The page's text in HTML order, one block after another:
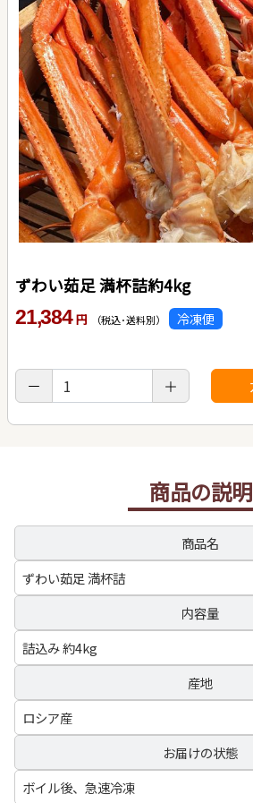
ずわい茹足 満杯詰約4kg
21,384 円 （税込･送料別） 冷凍便
商品の説明
商品名
ずわい茹足 満杯詰
内容量
詰込み 約4kg
産地
ロシア産
お届けの状態
ボイル後、急速冷凍